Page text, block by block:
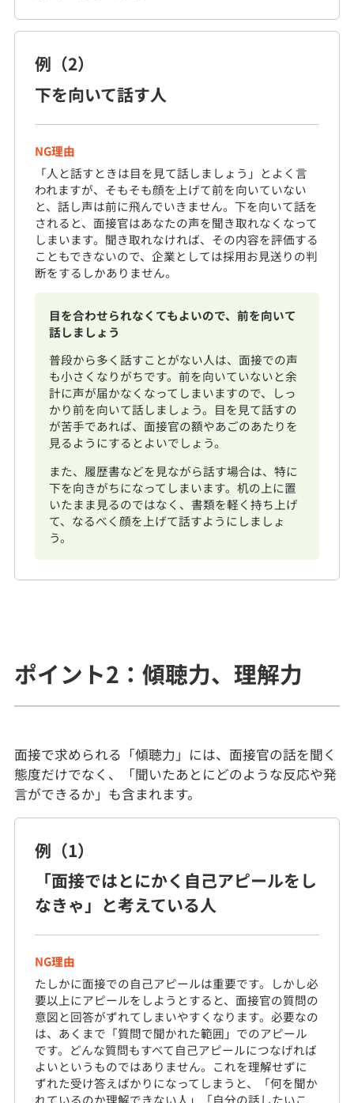
例（2）
下を向いて話す人
NG理由
「人と話すときは目を見て話しましょう」とよく言
われますが、そもそも顔を上げて前を向いていない
と、話し声は前に飛んでいきません。下を向いて話を
されると、面接官はあなたの声を聞き取れなくなって
しまいます。聞き取れなければ、その内容を評価する
こともできないので、企業としては採用お見送りの判
断をするしかありません。
目を合わせられなくてもよいので、前を向いて
話しましょう
普段から多く話すことがない人は、面接での声
も小さくなりがちです。前を向いていないと余
計に声が届かなくなってしまいますので、しっ
かり前を向いて話しましょう。目を見て話すの
が苦手であれば、面接官の額やあごのあたりを
見るようにするとよいでしょう。
また、履歴書などを見ながら話す場合は、特に
下を向きがちになってしまいます。机の上に置
いたまま見るのではなく、書類を軽く持ち上げ
て、なるべく顔を上げて話すようにしましょ
う。
ポイント2：傾聴力、理解力
面接で求められる「傾聴力」には、面接官の話を聞く
態度だけでなく、「聞いたあとにどのような反応や発
言ができるか」も含まれます。
例（1）
「面接ではとにかく自己アピールをし
なきゃ」と考えている人
NG理由
たしかに面接での自己アピールは重要です。しかし必
要以上にアピールをしようとすると、面接官の質問の
意図と回答がずれてしまいやすくなります。必要なの
は、あくまで「質問で聞かれた範囲」でのアピール
です。どんな質問もすべて自己アピールにつなげれば
よいというものではありません。これを理解せずに
ずれた受け答えばかりになってしまうと、「何を聞か
れているのか理解できない人」「自分の話したいこ